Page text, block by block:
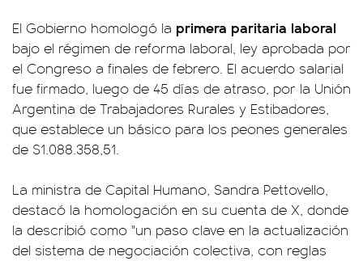
El Gobierno homologó la primera paritaria laboral
bajo el régimen de reforma laboral, ley aprobada por
el Congreso a finales de febrero. El acuerdo salarial
fue firmado, luego de 45 días de atraso, por la Unión
Argentina de Trabajadores Rurales y Estibadores,
que establece un básico para los peones generales
de $1.088.358,51.
La ministra de Capital Humano, Sandra Pettovello,
destacó la homologación en su cuenta de X, donde
la describió como "un paso clave en la actualización
del sistema de negociación colectiva, con reglas